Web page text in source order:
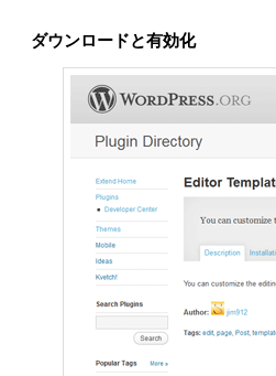
ダウンロードと有効化